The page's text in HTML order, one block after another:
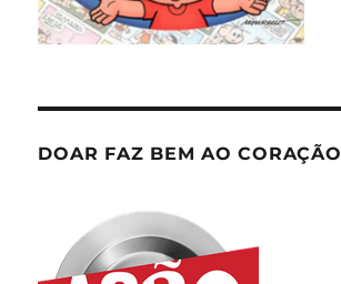
DOAR FAZ BEM AO CORAÇÃO